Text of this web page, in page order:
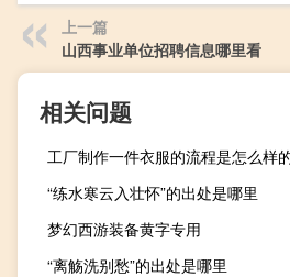
上一篇
山西事业单位招聘信息哪里看
相关问题
工厂制作一件衣服的流程是怎么样
“练水寒云入壮怀”的出处是哪里
梦幻西游装备黄字专用
“离觞洗别愁”的出处是哪里